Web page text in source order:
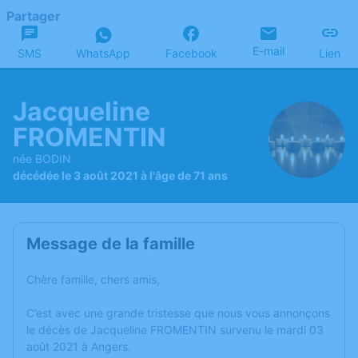
Partager
SMS WhatsApp Facebook E-mail Lien
Jacqueline
FROMENTIN
née BODIN
décédée le 3 août 2021 à l'âge de 71 ans
Message de la famille
Chère famille, chers amis,
C’est avec une grande tristesse que nous vous annonçons
le décès de Jacqueline FROMENTIN survenu le mardi 03
août 2021 à Angers.